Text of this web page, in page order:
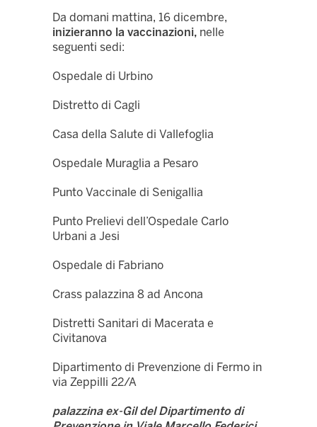
Da domani mattina, 16 dicembre,
inizieranno la vaccinazioni, nelle
seguenti sedi:
Ospedale di Urbino
Distretto di Cagli
Casa della Salute di Vallefoglia
Ospedale Muraglia a Pesaro
Punto Vaccinale di Senigallia
Punto Prelievi dell’Ospedale Carlo
Urbani a Jesi
Ospedale di Fabriano
Crass palazzina 8 ad Ancona
Distretti Sanitari di Macerata e
Civitanova
Dipartimento di Prevenzione di Fermo in
via Zeppilli 22/A
palazzina ex-Gil del Dipartimento di